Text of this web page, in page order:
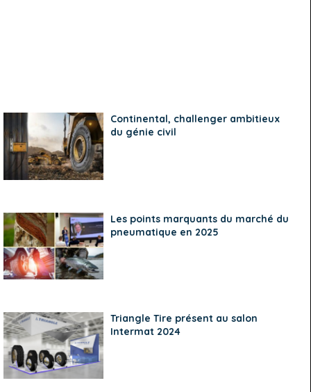
Continental, challenger ambitieux
du génie civil
Les points marquants du marché du
pneumatique en 2025
Triangle Tire présent au salon
Intermat 2024